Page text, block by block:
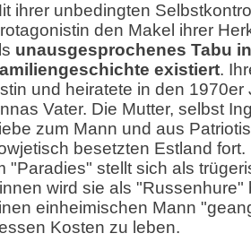
ihrer unbedingten
den Makel ihrer
unausgesprochenes Tabu
existiert.
und heiratete in den
Vater. Die Mutter, selbst
zum Mann und aus
besetzten Estland
"Paradies" stellt sich als
wird sie als "Russenhure"
einheimischen Mann
Kosten zu leben.